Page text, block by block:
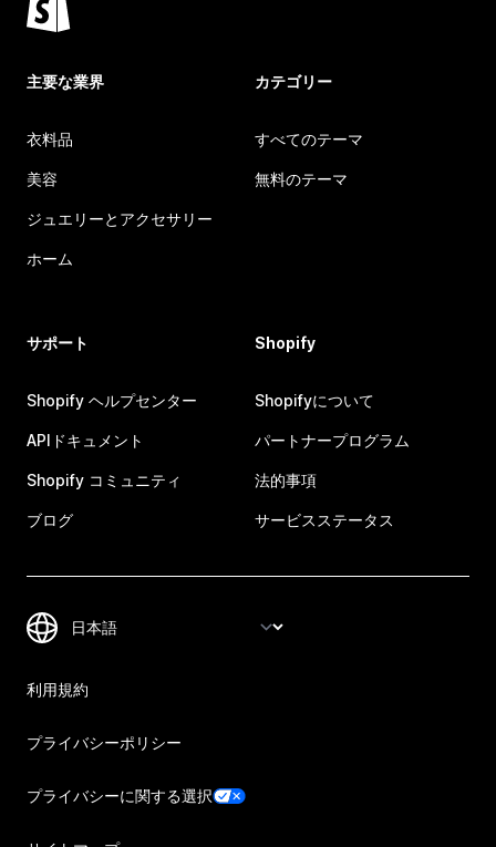
主要な業界
衣料品
美容
ジュエリーとアクセサリー
ホーム
カテゴリー
すべてのテーマ
無料のテーマ
サポート
Shopify ヘルプセンター
APIドキュメント
Shopify コミュニティ
ブログ
Shopify
Shopifyについて
パートナープログラム
法的事項
サービスステータス
利用規約
プライバシーポリシー
プライバシーに関する選択